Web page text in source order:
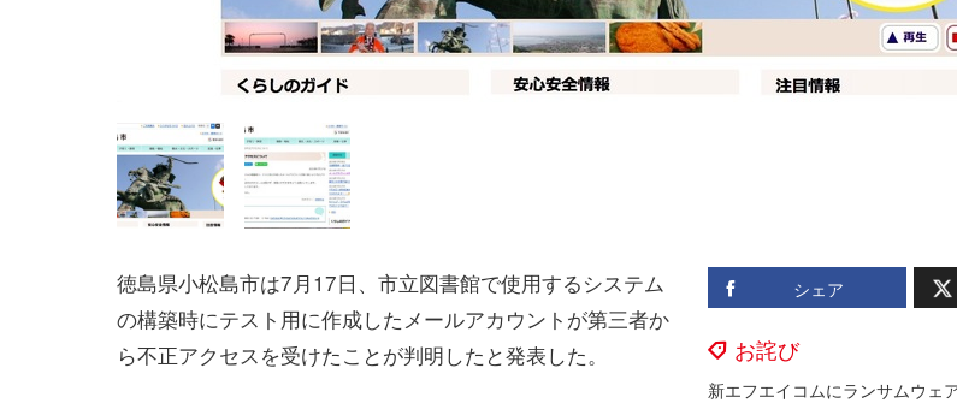
シェア
お詫び
徳島県小松島市は7月17日、市立図書館で使用するシステム
の構築時にテスト用に作成したメールアカウントが第三者か
ら不正アクセスを受けたことが判明したと発表した。